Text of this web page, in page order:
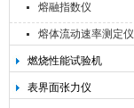
熔融指数仪
熔体流动速率测定仪
燃烧性能试验机
表界面张力仪